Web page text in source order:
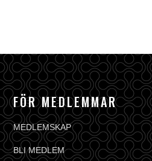
FÖR MEDLEMMAR
MEDLEMSKAP
BLI MEDLEM